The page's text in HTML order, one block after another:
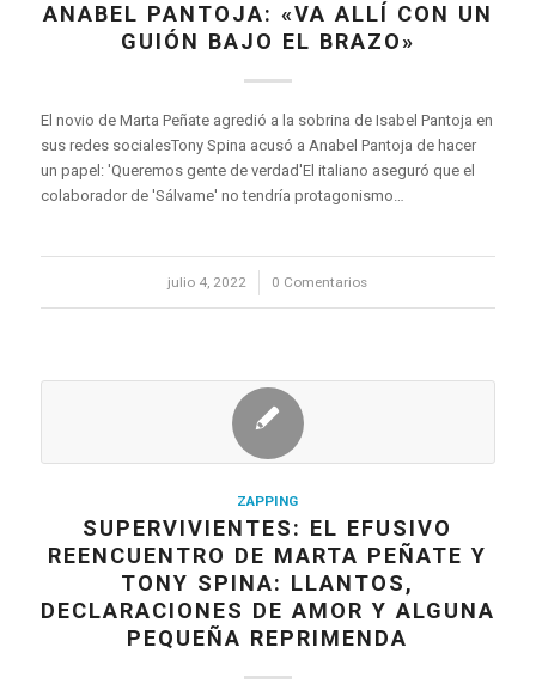
ANABEL PANTOJA: «VA ALLÍ CON UN
GUIÓN BAJO EL BRAZO»
El novio de Marta Peñate agredió a la sobrina de Isabel Pantoja en
sus redes socialesTony Spina acusó a Anabel Pantoja de hacer
un papel: 'Queremos gente de verdad'El italiano aseguró que el
colaborador de 'Sálvame' no tendría protagonismo…
julio 4, 2022
/ 0 Comentarios
ZAPPING
SUPERVIVIENTES: EL EFUSIVO
REENCUENTRO DE MARTA PEÑATE Y
TONY SPINA: LLANTOS,
DECLARACIONES DE AMOR Y ALGUNA
PEQUEÑA REPRIMENDA